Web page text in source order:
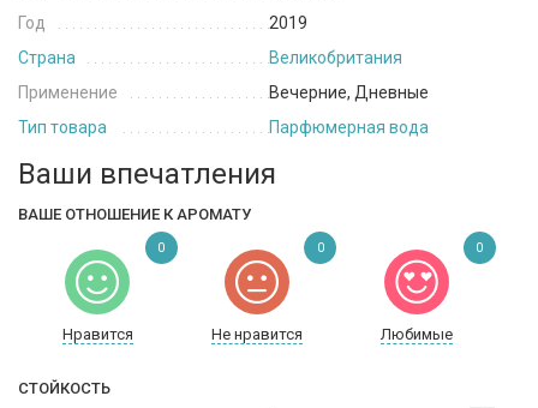
Год
2019
Страна
Великобритания
Применение
Вечерние, Дневные
Тип товара
Парфюмерная вода
Ваши впечатления
ВАШЕ ОТНОШЕНИЕ К АРОМАТУ
Нравится Не нравится Любимые
0 0 0
СТОЙКОСТЬ